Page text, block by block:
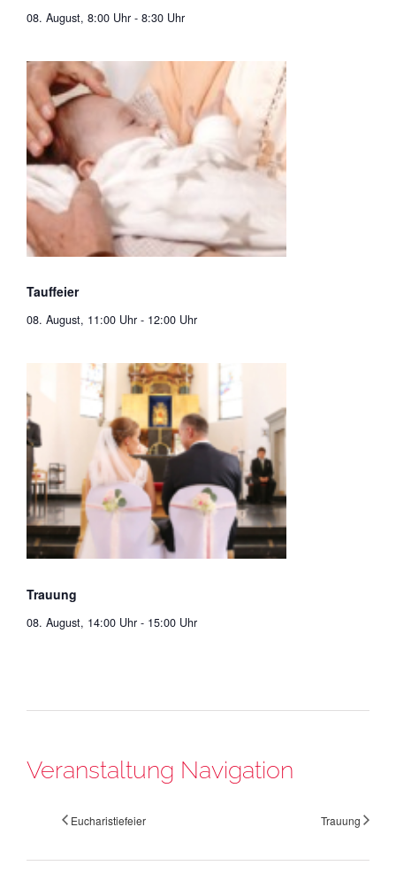
08. August, 8:00 Uhr - 8:30 Uhr
Tauffeier
08. August, 11:00 Uhr - 12:00 Uhr
Trauung
08. August, 14:00 Uhr - 15:00 Uhr
Veranstaltung Navigation
Eucharistiefeier Trauung